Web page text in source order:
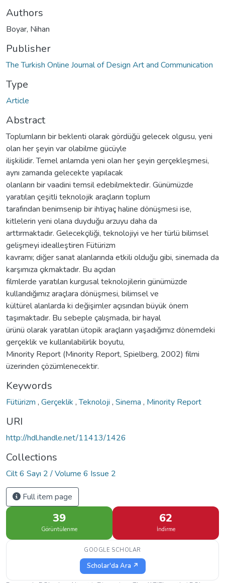
Authors
Boyar, Nihan
Publisher
The Turkish Online Journal of Design Art and Communication
Type
Article
Abstract
Toplumların bir beklenti olarak gördüğü gelecek olgusu, yeni
olan her şeyin var olabilme gücüyle
ilişkilidir. Temel anlamda yeni olan her şeyin gerçekleşmesi,
aynı zamanda gelecekte yapılacak
olanların bir vaadini temsil edebilmektedir. Günümüzde
yaratılan çeşitli teknolojik araçların toplum
tarafından benimsenip bir ihtiyaç haline dönüşmesi ise,
kitlelerin yeni olana duyduğu arzuyu daha da
arttırmaktadır. Gelecekçiliği, teknolojiyi ve her türlü bilimsel
gelişmeyi idealleştiren Fütürizm
kavramı; diğer sanat alanlarında etkili olduğu gibi, sinemada da
karşımıza çıkmaktadır. Bu açıdan
filmlerde yaratılan kurgusal teknolojilerin günümüzde
kullandığımız araçlara dönüşmesi, bilimsel ve
kültürel alanlarda ki değişimler açısından büyük önem
taşımaktadır. Bu sebeple çalışmada, bir hayal
ürünü olarak yaratılan ütopik araçların yaşadığımız dönemdeki
gerçeklik ve kullanılabilirlik boyutu,
Minority Report (Minority Report, Spielberg, 2002) filmi
üzerinden çözümlenecektir.
Keywords
Fütürizm , Gerçeklik ,Teknoloji , Sinema , Minority Report
URI
http://hdl.handle.net/11413/1426
Collections
Cilt 6 Sayı 2 / Volume 6 Issue 2
Full item page
39
Görüntülenme
62
İndirme
GOOGLE SCHOLAR
Scholar'da Ara ↗